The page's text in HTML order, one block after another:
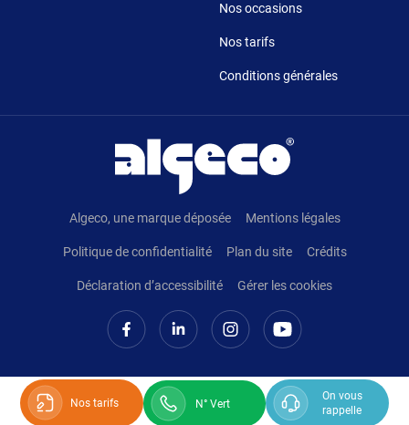
Nos tarifs N° Vert
On vous
rappelle
Nos occasions
Nos tarifs
Conditions générales
Algeco, une marque déposée Mentions légales
Politique de confidentialité Plan du site Crédits
Déclaration d’accessibilité Gérer les cookies